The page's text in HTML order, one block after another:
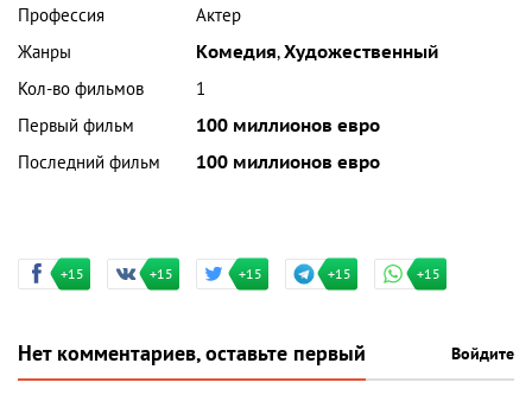
Профессия
Актер
Жанры
Комедия,Художественный
Кол-во фильмов
1
Первый фильм
100 миллионов евро
Последний фильм
100 миллионов евро
+15 +15 +15 +15 +15
Нет комментариев, оставьте первый Войдите